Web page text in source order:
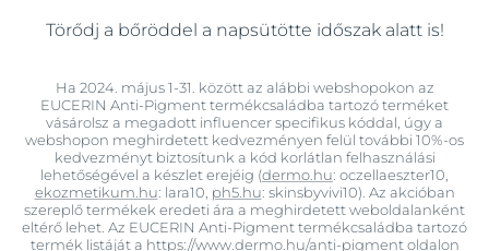
Törődj a bőröddel a napsütötte időszak alatt is!
Ha 2024. május 1-31. között az alábbi webshopokon az
EUCERIN Anti-Pigment termékcsaládba tartozó terméket
vásárolsz a megadott influencer specifikus kóddal, úgy a
webshopon meghirdetett kedvezményen felül további 10%-os
kedvezményt biztosítunk a kód korlátlan felhasználási
lehetőségével a készlet erejéig (dermo.hu: oczellaeszter10,
ekozmetikum.hu: lara10, ph5.hu: skinsbyvivi10). Az akcióban
szereplő termékek eredeti ára a meghirdetett weboldalanként
eltérő lehet. Az EUCERIN Anti-Pigment termékcsaládba tartozó
termék listáját a https://www.dermo.hu/anti-pigment oldalon